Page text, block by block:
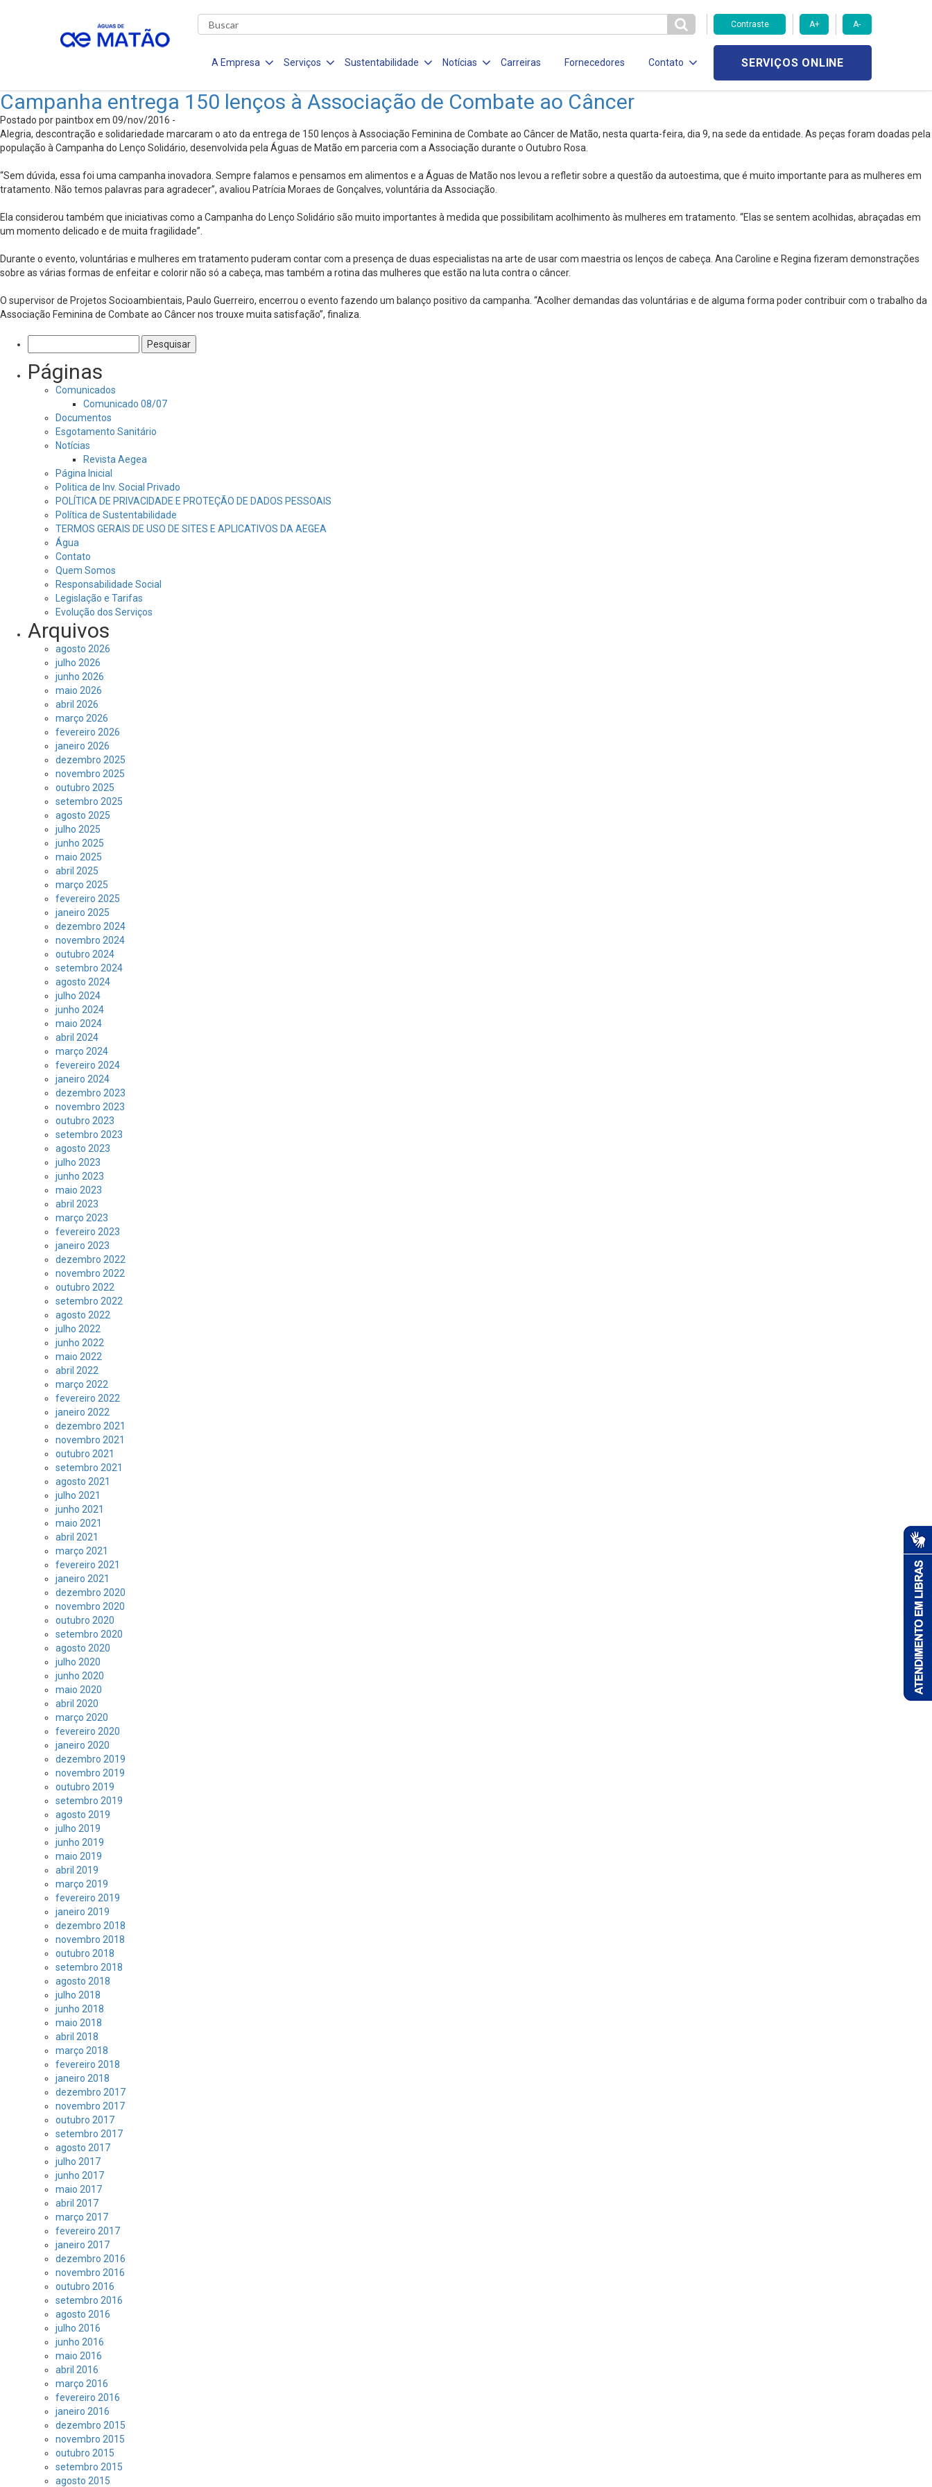
Contraste A+ A-
A Empresa Serviços Sustentabilidade Notícias Carreiras Fornecedores Contato SERVIÇOS ONLINE
Campanha entrega 150 lenços à Associação de Combate ao Câncer
Postado por paintbox em 09/nov/2016 -
Alegria, descontração e solidariedade marcaram o ato da entrega de 150 lenços à Associação Feminina de Combate ao Câncer de Matão, nesta quarta-feira, dia 9, na sede da entidade. As peças foram doadas pela
população à Campanha do Lenço Solidário, desenvolvida pela Águas de Matão em parceria com a Associação durante o Outubro Rosa.
“Sem dúvida, essa foi uma campanha inovadora. Sempre falamos e pensamos em alimentos e a Águas de Matão nos levou a refletir sobre a questão da autoestima, que é muito importante para as mulheres em
tratamento. Não temos palavras para agradecer”, avaliou Patrícia Moraes de Gonçalves, voluntária da Associação.
Ela considerou também que iniciativas como a Campanha do Lenço Solidário são muito importantes à medida que possibilitam acolhimento às mulheres em tratamento. “Elas se sentem acolhidas, abraçadas em
um momento delicado e de muita fragilidade”.
Durante o evento, voluntárias e mulheres em tratamento puderam contar com a presença de duas especialistas na arte de usar com maestria os lenços de cabeça. Ana Caroline e Regina fizeram demonstrações
sobre as várias formas de enfeitar e colorir não só a cabeça, mas também a rotina das mulheres que estão na luta contra o câncer.
O supervisor de Projetos Socioambientais, Paulo Guerreiro, encerrou o evento fazendo um balanço positivo da campanha. “Acolher demandas das voluntárias e de alguma forma poder contribuir com o trabalho da
Associação Feminina de Combate ao Câncer nos trouxe muita satisfação”, finaliza.
por:
Páginas
Comunicados
Comunicado 08/07
Documentos
Esgotamento Sanitário
Notícias
Revista Aegea
Página Inicial
Politica de Inv. Social Privado
POLÍTICA DE PRIVACIDADE E PROTEÇÃO DE DADOS PESSOAIS
Política de Sustentabilidade
TERMOS GERAIS DE USO DE SITES E APLICATIVOS DA AEGEA
Água
Contato
Quem Somos
Responsabilidade Social
Legislação e Tarifas
Evolução dos Serviços
Arquivos
agosto 2026
julho 2026
junho 2026
maio 2026
abril 2026
março 2026
fevereiro 2026
janeiro 2026
dezembro 2025
novembro 2025
outubro 2025
setembro 2025
agosto 2025
julho 2025
junho 2025
maio 2025
abril 2025
março 2025
fevereiro 2025
janeiro 2025
dezembro 2024
novembro 2024
outubro 2024
setembro 2024
agosto 2024
julho 2024
junho 2024
maio 2024
abril 2024
março 2024
fevereiro 2024
janeiro 2024
dezembro 2023
novembro 2023
outubro 2023
setembro 2023
agosto 2023
julho 2023
junho 2023
maio 2023
abril 2023
março 2023
fevereiro 2023
janeiro 2023
dezembro 2022
novembro 2022
outubro 2022
setembro 2022
agosto 2022
julho 2022
junho 2022
maio 2022
abril 2022
março 2022
fevereiro 2022
janeiro 2022
dezembro 2021
novembro 2021
outubro 2021
setembro 2021
agosto 2021
julho 2021
junho 2021
maio 2021
abril 2021
março 2021
fevereiro 2021
janeiro 2021
dezembro 2020
novembro 2020
outubro 2020
setembro 2020
agosto 2020
julho 2020
junho 2020
maio 2020
abril 2020
março 2020
fevereiro 2020
janeiro 2020
dezembro 2019
novembro 2019
outubro 2019
setembro 2019
agosto 2019
julho 2019
junho 2019
maio 2019
abril 2019
março 2019
fevereiro 2019
janeiro 2019
dezembro 2018
novembro 2018
outubro 2018
setembro 2018
agosto 2018
julho 2018
junho 2018
maio 2018
abril 2018
março 2018
fevereiro 2018
janeiro 2018
dezembro 2017
novembro 2017
outubro 2017
setembro 2017
agosto 2017
julho 2017
junho 2017
maio 2017
abril 2017
março 2017
fevereiro 2017
janeiro 2017
dezembro 2016
novembro 2016
outubro 2016
setembro 2016
agosto 2016
julho 2016
junho 2016
maio 2016
abril 2016
março 2016
fevereiro 2016
janeiro 2016
dezembro 2015
novembro 2015
outubro 2015
setembro 2015
agosto 2015